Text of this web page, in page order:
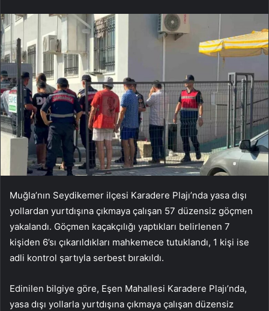
Muğla’nın Seydikemer ilçesi Karadere Plajı’nda yasa dışı
yollardan yurtdışına çıkmaya çalışan 57 düzensiz göçmen
yakalandı. Göçmen kaçakçılığı yaptıkları belirlenen 7
kişiden 6’sı çıkarıldıkları mahkemece tutuklandı, 1 kişi ise
adli kontrol şartıyla serbest bırakıldı.
Edinilen bilgiye göre, Eşen Mahallesi Karadere Plajı’nda,
yasa dışı yollarla yurtdışına çıkmaya çalışan düzensiz